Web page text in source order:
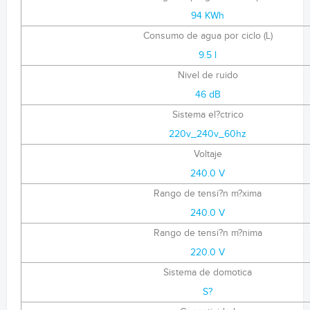
94 KWh
Consumo de agua por ciclo (L)
9.5 l
Nivel de ruido
46 dB
Sistema el?ctrico
220v_240v_60hz
Voltaje
240.0 V
Rango de tensi?n m?xima
240.0 V
Rango de tensi?n m?nima
220.0 V
Sistema de domotica
S?